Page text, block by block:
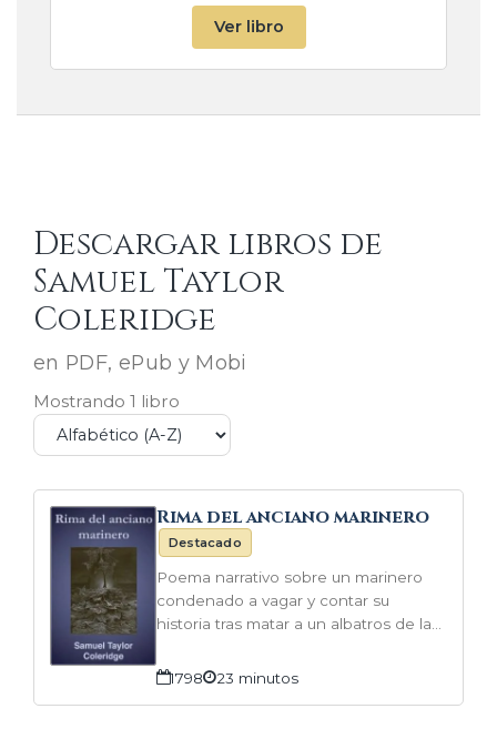
Ver libro
Descargar libros de
Samuel Taylor
Coleridge
en PDF, ePub y Mobi
Mostrando 1 libro
Rima del anciano marinero
Destacado
Poema narrativo sobre un marinero
condenado a vagar y contar su
historia tras matar a un albatros de la
1798
23 minutos